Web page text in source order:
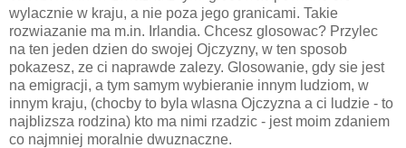
wylacznie w kraju, a nie poza jego granicami. Takie
rozwiazanie ma m.in. Irlandia. Chcesz glosowac? Przylec
na ten jeden dzien do swojej Ojczyzny, w ten sposob
pokazesz, ze ci naprawde zalezy. Glosowanie, gdy sie jest
na emigracji, a tym samym wybieranie innym ludziom, w
innym kraju, (chocby to byla wlasna Ojczyzna a ci ludzie - to
najblizsza rodzina) kto ma nimi rzadzic - jest moim zdaniem
co najmniej moralnie dwuznaczne.